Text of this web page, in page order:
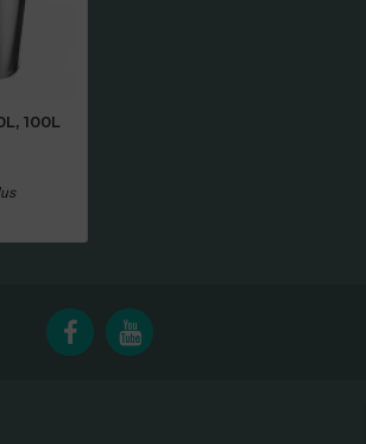
100L